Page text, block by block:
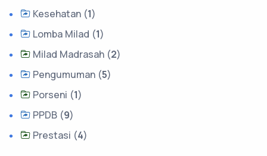
Kesehatan (1)
Lomba Milad (1)
Milad Madrasah (2)
Pengumuman (5)
Porseni (1)
PPDB (9)
Prestasi (4)